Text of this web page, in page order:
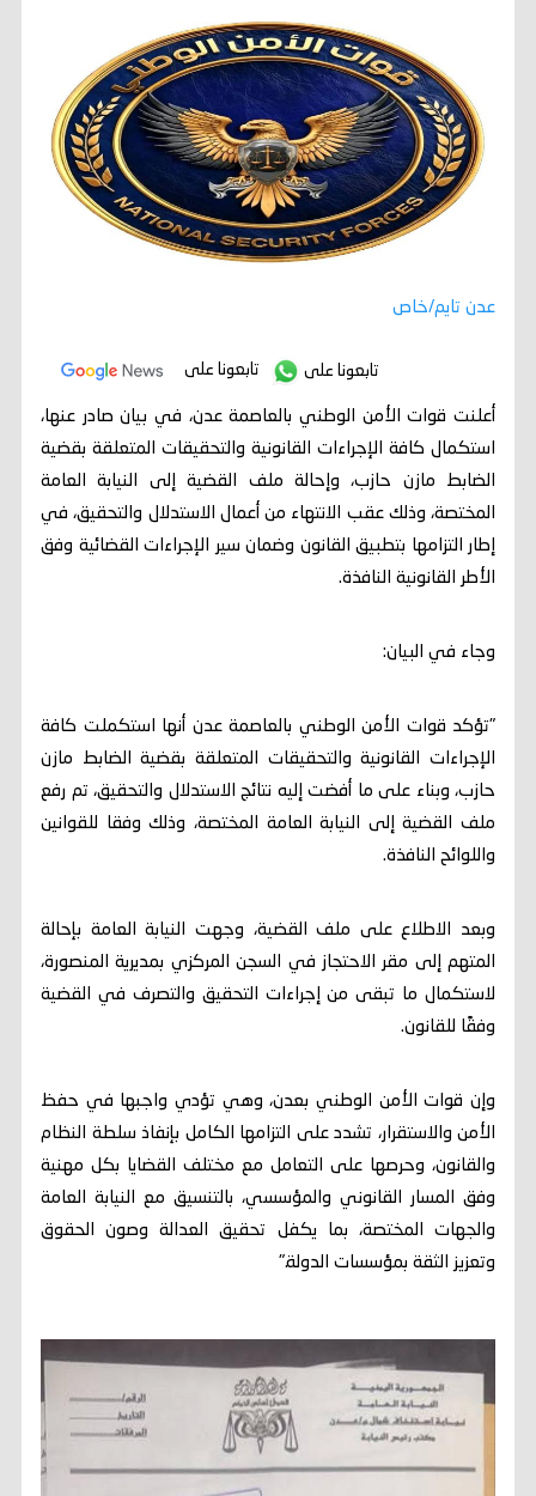
عدن تايم/خاص
تابعونا على تابعونا على
أعلنت قوات الأمن الوطني بالعاصمة عدن، في بيان صادر عنها،
استكمال كافة الإجراءات القانونية والتحقيقات المتعلقة بقضية
الضابط مازن حازب، وإحالة ملف القضية إلى النيابة العامة
المختصة، وذلك عقب الانتهاء من أعمال الاستدلال والتحقيق، في
إطار التزامها بتطبيق القانون وضمان سير الإجراءات القضائية وفق
الأطر القانونية النافذة.
وجاء في البيان:
"تؤكد قوات الأمن الوطني بالعاصمة عدن أنها استكملت كافة
الإجراءات القانونية والتحقيقات المتعلقة بقضية الضابط مازن
حازب، وبناء على ما أفضت إليه نتائج الاستدلال والتحقيق، تم رفع
ملف القضية إلى النيابة العامة المختصة، وذلك وفقا للقوانين
واللوائح النافذة.
وبعد الاطلاع على ملف القضية، وجهت النيابة العامة بإحالة
المتهم إلى مقر الاحتجاز في السجن المركزي بمديرية المنصورة،
لاستكمال ما تبقى من إجراءات التحقيق والتصرف في القضية
وفقًا للقانون.
وإن قوات الأمن الوطني بعدن، وهي تؤدي واجبها في حفظ
الأمن والاستقرار، تشدد على التزامها الكامل بإنفاذ سلطة النظام
والقانون، وحرصها على التعامل مع مختلف القضايا بكل مهنية
وفق المسار القانوني والمؤسسي، بالتنسيق مع النيابة العامة
والجهات المختصة، بما يكفل تحقيق العدالة وصون الحقوق
وتعزيز الثقة بمؤسسات الدولة."